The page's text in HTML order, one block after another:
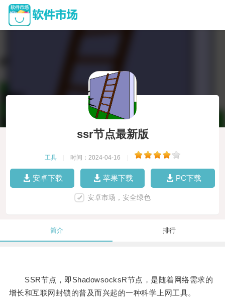
ssr节点最新版
工具 时间：2024-04-16
安卓下载 苹果下载 PC下载
安卓市场，安全绿色
简介 排行
SSR节点，即ShadowsocksR节点，是随着网络需求的
增长和互联网封锁的普及而兴起的一种科学上网工具。